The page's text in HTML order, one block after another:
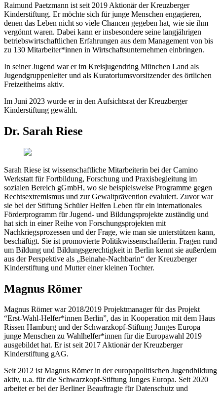
Raimund Paetzmann ist seit 2019 Aktionär der Kreuzberger
Kinderstiftung. Er möchte sich für junge Menschen engagieren,
denen das Leben nicht so viele Chancen gegeben hat, wie sie ihm
vergönnt waren. Dabei kann er insbesondere seine langjährigen
betriebswirtschaftlichen Erfahrungen aus dem Management von bis
zu 130 Mitarbeiter*innen in Wirtschaftsunternehmen einbringen.
In seiner Jugend war er im Kreisjugendring München Land als
Jugendgruppenleiter und als Kuratoriumsvorsitzender des örtlichen
Freizeitheims aktiv.
Im Juni 2023 wurde er in den Aufsichtsrat der Kreuzberger
Kinderstiftung gewählt.
Dr. Sarah Riese
Sarah Riese ist wissenschaftliche Mitarbeiterin bei der Camino
Werkstatt für Fortbildung, Forschung und Praxisbegleitung im
sozialen Bereich gGmbH, wo sie beispielsweise Programme gegen
Rechtsextremismus und zur Gewaltprävention evaluiert. Zuvor war
sie bei der Stiftung Schüler Helfen Leben für ein internationales
Förderprogramm für Jugend- und Bildungsprojekte zuständig und
hat sich in einer Reihe von Forschungsprojekten mit
Nachkriegsprozessen und der Frage, wie man sie unterstützen kann,
beschäftigt. Sie ist promovierte Politikwissenschaftlerin. Fragen rund
um Bildung und Bildungsgerechtigkeit in Berlin kennt sie außerdem
aus der Perspektive als „Beinahe-Nachbarin“ der Kreuzberger
Kinderstiftung und Mutter einer kleinen Tochter.
Magnus Römer
Magnus Römer war 2018/2019 Projektmanager für das Projekt
“Erst-Wahl-Helfer*innen Berlin”, das in Kooperation mit dem Haus
Rissen Hamburg und der Schwarzkopf-Stiftung Junges Europa
junge Menschen zu Wahlhelfer*innen für die Europawahl 2019
ausgebildet hat. Er ist seit 2017 Aktionär der Kreuzberger
Kinderstiftung gAG.
Seit 2012 ist Magnus Römer in der europapolitischen Jugendbildung
aktiv, u.a. für die Schwarzkopf-Stiftung Junges Europa. Seit 2020
arbeitet er bei der Berliner Beauftragte für Datenschutz und